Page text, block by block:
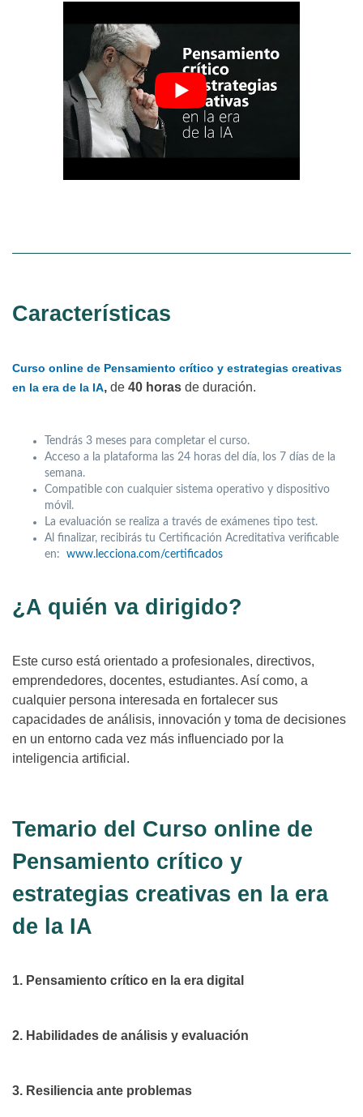
Características
Curso online de Pensamiento crítico y estrategias creativas
en la era de la IA, de 40 horas de duración.
Tendrás 3 meses para completar el curso.
Acceso a la plataforma las 24 horas del día, los 7 días de la
semana.
Compatible con cualquier sistema operativo y dispositivo
móvil.
La evaluación se realiza a través de exámenes tipo test.
Al finalizar, recibirás tu Certificación Acreditativa verificable
en: www.lecciona.com/certificados
¿A quién va dirigido?
Este curso está orientado a profesionales, directivos,
emprendedores, docentes, estudiantes. Así como, a
cualquier persona interesada en fortalecer sus
capacidades de análisis, innovación y toma de decisiones
en un entorno cada vez más influenciado por la
inteligencia artificial.
Temario del Curso online de
Pensamiento crítico y
estrategias creativas en la era
de la IA
1. Pensamiento crítico en la era digital
2. Habilidades de análisis y evaluación
3. Resiliencia ante problemas